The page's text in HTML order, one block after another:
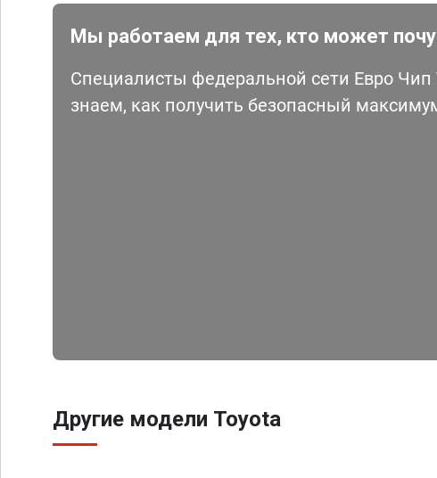
Мы работаем для тех, кто может
Специалисты федеральной сети Евро
знаем, как получить безопасный
Другие модели Toyota